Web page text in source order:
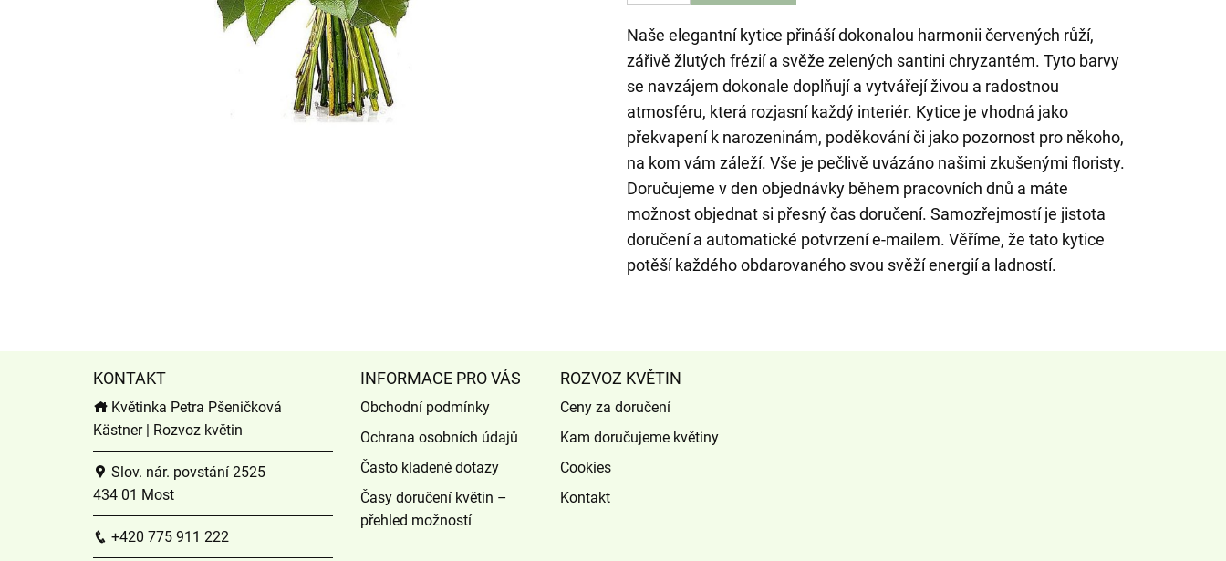
Naše elegantní kytice přináší dokonalou harmonii červených růží,
zářivě žlutých frézií a svěže zelených santini chryzantém. Tyto barvy
se navzájem dokonale doplňují a vytvářejí živou a radostnou
atmosféru, která rozjasní každý interiér. Kytice je vhodná jako
překvapení k narozeninám, poděkování či jako pozornost pro někoho,
na kom vám záleží. Vše je pečlivě uvázáno našimi zkušenými floristy.
Doručujeme v den objednávky během pracovních dnů a máte
možnost objednat si přesný čas doručení. Samozřejmostí je jistota
doručení a automatické potvrzení e-mailem. Věříme, že tato kytice
potěší každého obdarovaného svou svěží energií a ladností.
KONTAKT
Květinka Petra Pšeničková
Kästner | Rozvoz květin
Slov. nár. povstání 2525
434 01 Most
+420 775 911 222
INFORMACE PRO VÁS
Obchodní podmínky
Ochrana osobních údajů
Často kladené dotazy
Časy doručení květin –
přehled možností
ROZVOZ KVĚTIN
Ceny za doručení
Kam doručujeme květiny
Cookies
Kontakt